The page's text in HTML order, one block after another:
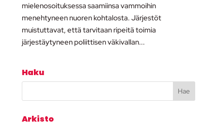
mielenosoituksessa saamiinsa vammoihin
menehtyneen nuoren kohtalosta. Järjestöt
muistuttavat, että tarvitaan ripeitä toimia
järjestäytyneen poliittisen väkivallan...
Haku
Arkisto